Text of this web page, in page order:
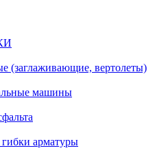
(заглаживающие, вертолеты)
машины
арматуры